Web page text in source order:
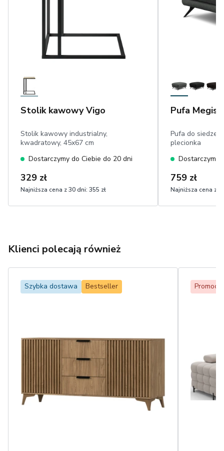
Stolik kawowy Vigo
Stolik kawowy industrialny,
kwadratowy, 45x67 cm
Dostarczymy do Ciebie do 20 dni
329 zł
Najniższa cena z 30 dni: 355 zł
Pufa Megis
Pufa do
plecionka
Dostarczymy
759 zł
Najniższa cena z
Klienci polecają również
Szybka dostawa Bestseller Promocja